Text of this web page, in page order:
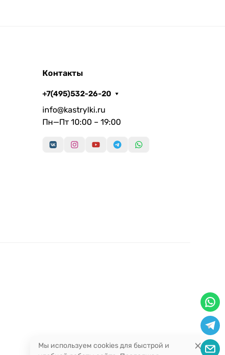
Контакты
+7(495)532-26-20
info@kastrylki.ru
Пн—Пт 10:00 – 19:00
Мы используем cookies для быстрой и